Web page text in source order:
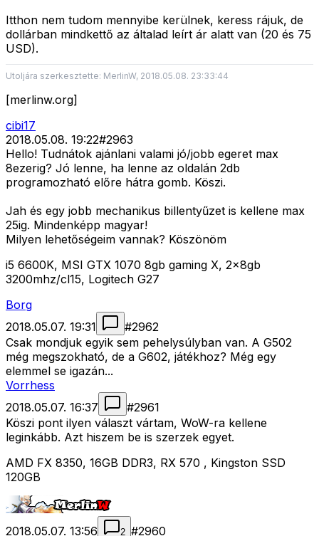
Itthon nem tudom mennyibe kerülnek, keress rájuk, de
dollárban mindkettő az általad leírt ár alatt van (20 és 75
USD).
Utoljára szerkesztette: MerlinW, 2018.05.08. 23:33:44
[merlinw.org]
cibi17
2018.05.08. 19:22#2963
Hello! Tudnátok ajánlani valami jó/jobb egeret max
8ezerig? Jó lenne, ha lenne az oldalán 2db
programozható előre hátra gomb. Köszi.
Jah és egy jobb mechanikus billentyűzet is kellene max
25ig. Mindenképp magyar!
Milyen lehetőségeim vannak? Köszönöm
i5 6600K, MSI GTX 1070 8gb gaming X, 2x8gb
3200mhz/cl15, Logitech G27
Borg
2018.05.07. 19:31
#2962
Csak mondjuk egyik sem pehelysúlyban van. A G502
még megszokható, de a G602, játékhoz? Még egy
elemmel se igazán...
Vorrhess
2018.05.07. 16:37
#2961
Köszi pont ilyen választ vártam, WoW-ra kellene
leginkább. Azt hiszem be is szerzek egyet.
AMD FX 8350, 16GB DDR3, RX 570 , Kingston SSD
120GB
2018.05.07. 13:56 2 #2960